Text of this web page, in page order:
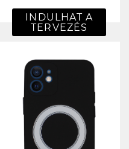
INDULHAT A
TERVEZÉS